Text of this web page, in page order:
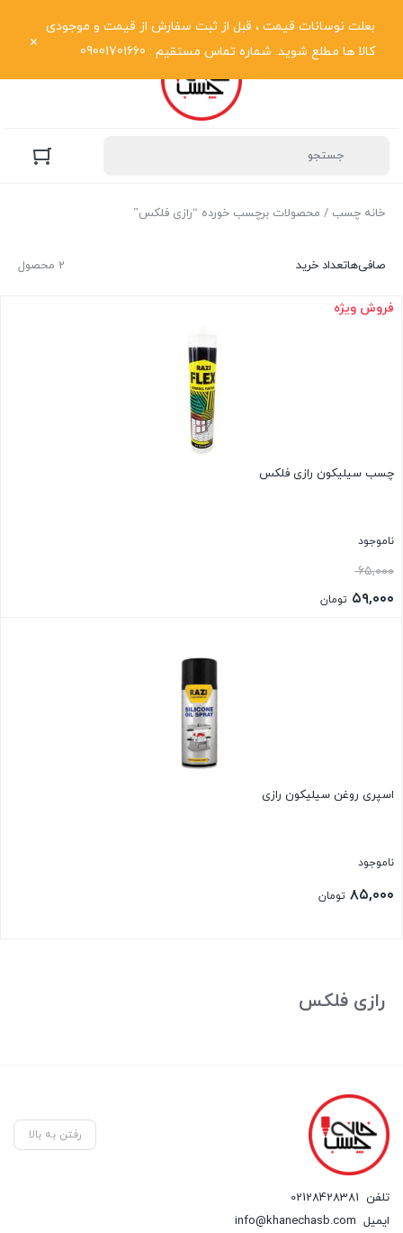
بعلت نوسانات قیمت ، قبل از ثبت سفارش از قیمت و موجودی
کالا ها مطلع شوید. شماره تماس مستقیم : 09001701660
خانه چسب / محصولات برچسب خورده “رازی فلکس”
2 محصول صافی‌هاتعداد خرید
فروش ویژه
چسب سیلیکون رازی فلکس
ناموجود
۶۵,۰۰۰قیمت
اصلی:۵۹,۰۰۰ تومان
اسپری روغن سیلیکون رازی
ناموجود
۸۵,۰۰۰ تومان
رازی فلکس
رفتن به بالا
تلفن 02128428381
ایمیل info@khanechasb.com